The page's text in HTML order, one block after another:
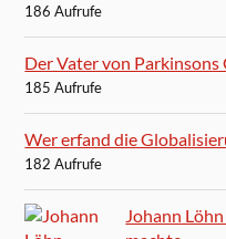
186 Aufrufe
Der Vater von Parkinsons
185 Aufrufe
Wer erfand die
182 Aufrufe
Johann